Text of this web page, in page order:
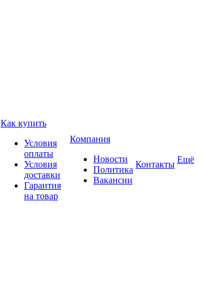
Как купить
Условия
оплаты
Условия
доставки
Гарантия
на товар
Компания
Новости
Политика
Вакансии
Контакты Ещё